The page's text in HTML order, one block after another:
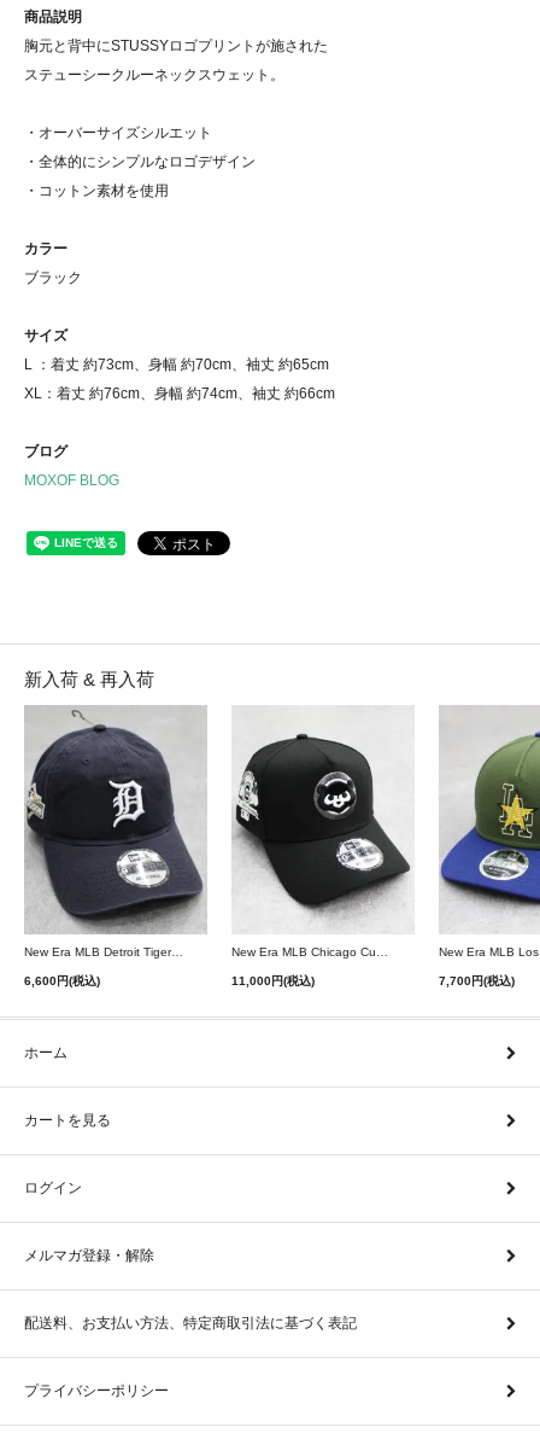
商品説明
胸元と背中にSTUSSYロゴプリントが施された
ステューシークルーネックスウェット。
・オーバーサイズシルエット
・全体的にシンプルなロゴデザイン
・コットン素材を使用
カラー
ブラック
サイズ
L ：着丈 約73cm、身幅 約70cm、袖丈 約65cm
XL：着丈 約76cm、身幅 約74cm、袖丈 約66cm
ブログ
MOXOF BLOG
新入荷 & 再入荷
New Era MLB Detroit Tigers Postseason 9Twenty Strapback Cap - Navy
6,600円(税込) 11,000円(税込) 7,700円(税込)
ホーム
カートを見る
ログイン
メルマガ登録・解除
配送料、お支払い方法、特定商取引法に基づく表記
プライバシーポリシー